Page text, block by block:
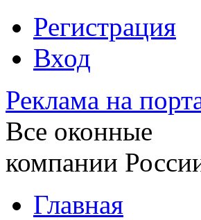
Регистрация
Вход
Реклама на
Все оконные
компании
Главная